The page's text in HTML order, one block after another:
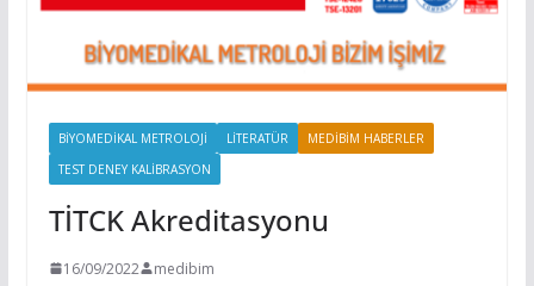
BIYOMEDIKAL METROLOJI LITERATÜR
MEDIBIM HABERLER
TEST DENEY KALIBRASYON
TİTCK Akreditasyonu
16/09/2022 medibim